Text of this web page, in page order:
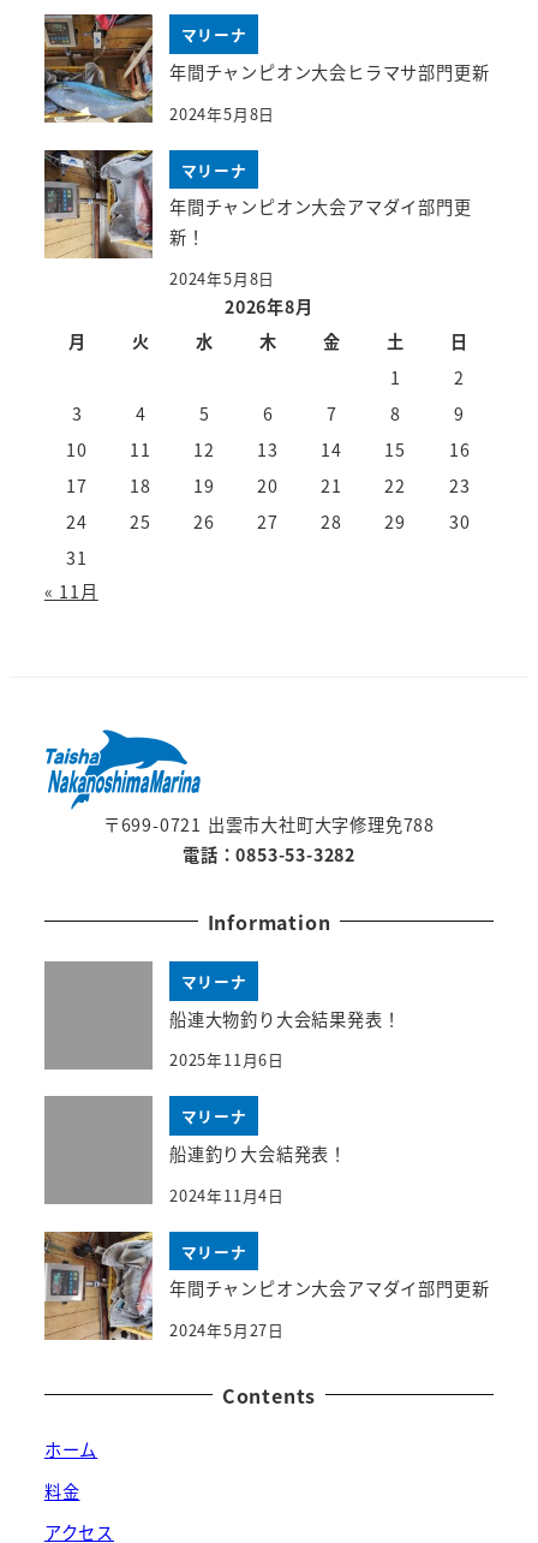
マリーナ
年間チャンピオン大会ヒラマサ部門更新
2024年5月8日
マリーナ
年間チャンピオン大会アマダイ部門更
新！
2024年5月8日
2026年8月
月
火 水 木 金 土
日
1
2
3
4 5 6 7 8
9
10
11 12 13 14 15
16
17
18 19 20 21 22
23
24
25 26 27 28 29
30
31
« 11月
〒699-0721 出雲市大社町大字修理免788
電話：0853-53-3282
Information
マリーナ
船連大物釣り大会結果発表！
2025年11月6日
マリーナ
船連釣り大会結発表！
2024年11月4日
マリーナ
年間チャンピオン大会アマダイ部門更新
2024年5月27日
Contents
ホーム
料金
アクセス